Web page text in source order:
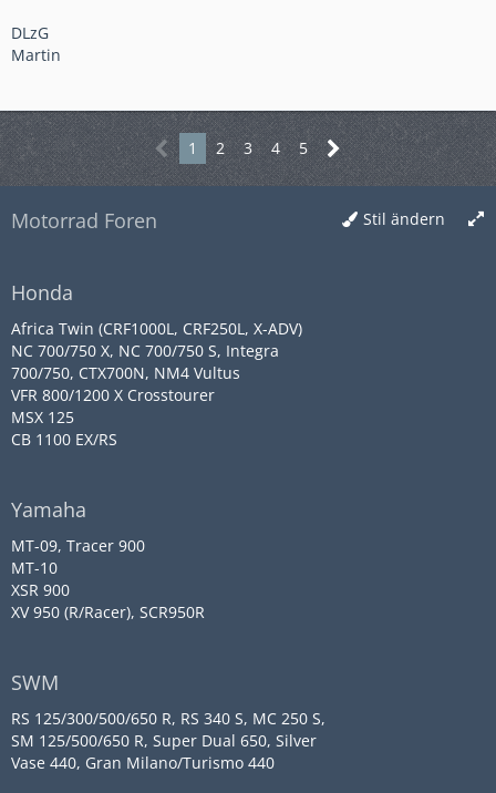
DLzG
Martin
1 2 3 4 5
Stil ändern
Motorrad Foren
Honda
Africa Twin (CRF1000L, CRF250L, X-ADV)
NC 700/750 X, NC 700/750 S, Integra
700/750, CTX700N, NM4 Vultus
VFR 800/1200 X Crosstourer
MSX 125
CB 1100 EX/RS
Yamaha
MT-09, Tracer 900
MT-10
XSR 900
XV 950 (R/Racer), SCR950R
SWM
RS 125/300/500/650 R, RS 340 S, MC 250 S,
SM 125/500/650 R, Super Dual 650, Silver
Vase 440, Gran Milano/Turismo 440